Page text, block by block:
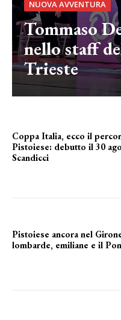
NUOVA AVVENTURA
Tommaso
nello staff
Trieste
Coppa Italia, ecco il
Pistoiese: debutto il 30
Scandicci
Pistoiese ancora nel
lombarde, emiliane e il